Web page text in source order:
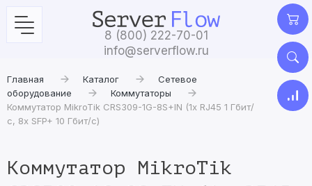
8 (800) 222-70-01
info@serverflow.ru
Главная Каталог
Сетевое
оборудование
Коммутаторы
Коммутатор MikroTik CRS309-1G-8S+IN (1x RJ45 1 Гбит/
с, 8x SFP+ 10 Гбит/с)
Коммутатор MikroTik